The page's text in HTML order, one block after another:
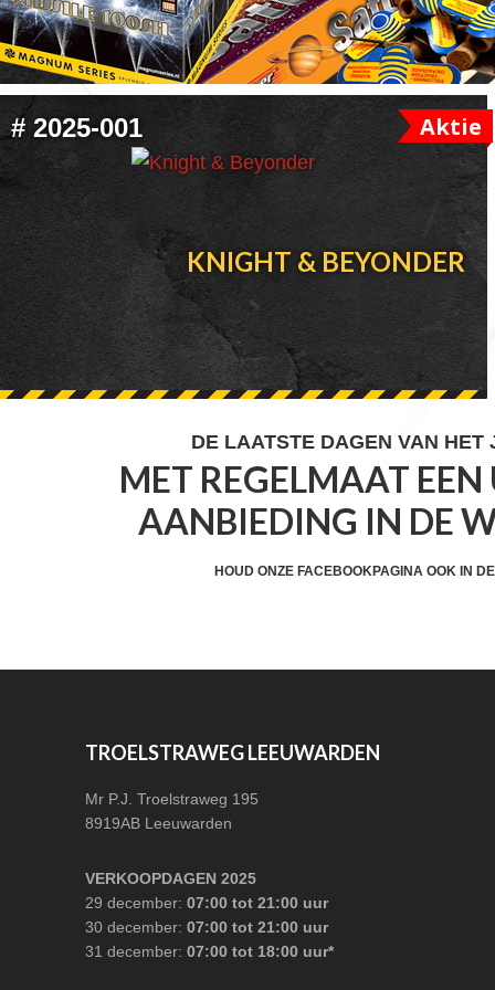
FOOTER
WIDGET
HEADER
# 2025-001 Aktie
KNIGHT & BEYONDER
WIDGET
HEADER
DE LAATSTE DAGEN VAN HET
MET REGELMAAT EEN
AANBIEDING IN DE
HOUD ONZE FACEBOOKPAGINA OOK IN
TROELSTRAWEG LEEUWARDEN
Mr P.J. Troelstraweg 195
8919AB Leeuwarden
VERKOOPDAGEN 2025
29 december:07:00 tot 21:00 uur
30 december:07:00 tot 21:00 uur
31 december:07:00 tot 18:00 uur*